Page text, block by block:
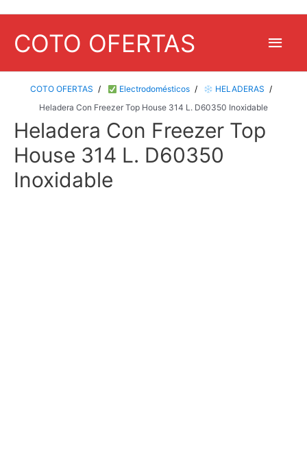
COTO OFERTAS
COTO OFERTAS Electrodomésticos
HELADERAS
Heladera Con Freezer Top House 314 L. D60350 Inoxidable
Heladera Con Freezer Top
House 314 L. D60350
Inoxidable